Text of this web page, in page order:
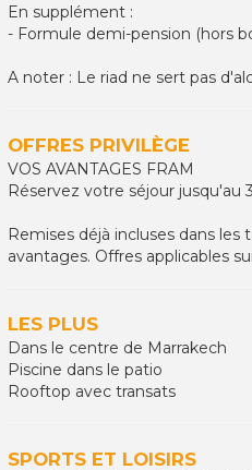
En supplément :
- Formule demi-pension (hors
A noter : Le riad ne sert pas
OFFRES PRIVILÈGE
VOS AVANTAGES FRAM
Réservez votre séjour jusqu'au
Remises déjà incluses dans
avantages. Offres applicables
LES PLUS
Dans le centre de Marrakech
Piscine dans le patio
Rooftop avec transats
SPORTS ET LOISIRS